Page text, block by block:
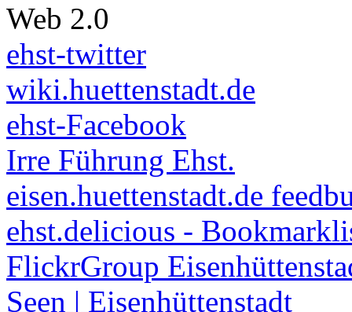
Web 2.0
ehst-twitter
wiki.huettenstadt.de
ehst-Facebook
Irre Führung Ehst.
eisen.huettenstadt.de
ehst.delicious -
FlickrGroup
Seen | Eisenhüttenstadt